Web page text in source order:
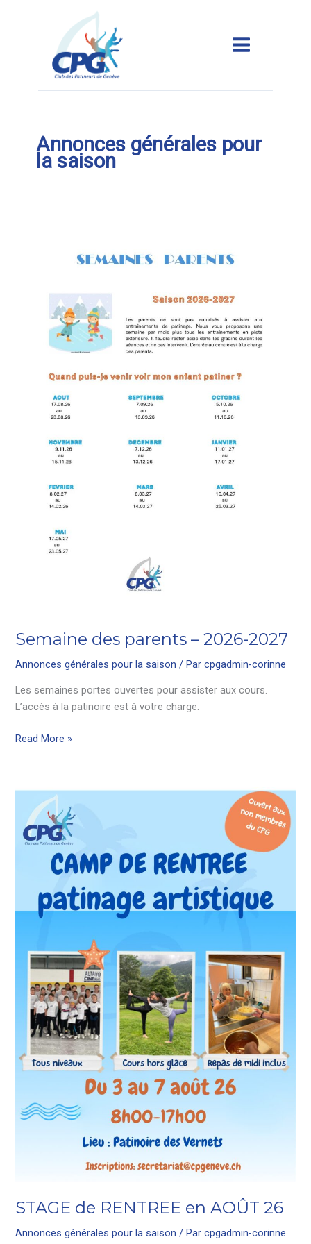
Main
Annonces générales pour
la saison
Semaine des parents – 2026-2027
Annonces générales pour la saison / Parcpgadmin-corinne
Les semaines portes ouvertes pour assister aux cours.
L’accès à la patinoire est à votre charge.
Semaine
parents
–
2026-
2027
Read More »
STAGE de RENTREE en AOÛT 26
Annonces générales pour la saison / Parcpgadmin-corinne